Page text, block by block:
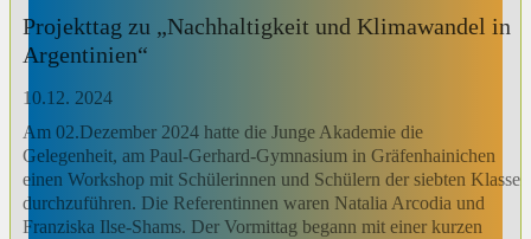
Projekttag zu „Nachhaltigkeit und Klimawandel in
Argentinien“
10.12. 2024
Am 02.Dezember 2024 hatte die Junge Akademie die
Gelegenheit, am Paul-Gerhard-Gymnasium in Gräfenhainichen
einen Workshop mit Schülerinnen und Schülern der siebten Klasse
durchzuführen. Die Referentinnen waren Natalia Arcodia und
Franziska Ilse-Shams. Der Vormittag begann mit einer kurzen